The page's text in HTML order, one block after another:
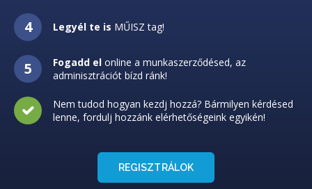
Legyél te is MŰISZ tag!
Fogadd el online a munkaszerződésed, az
adminisztrációt bízd ránk!
Nem tudod hogyan kezdj hozzá? Bármilyen kérdésed
lenne, fordulj hozzánk elérhetőségeink egyikén!
REGISZTRÁLOK